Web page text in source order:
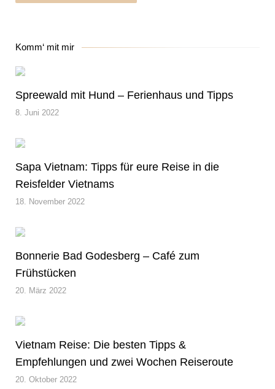
Komm‘ mit mir
Spreewald mit Hund – Ferienhaus und Tipps
8. Juni 2022
Sapa Vietnam: Tipps für eure Reise in die
Reisfelder Vietnams
18. November 2022
Bonnerie Bad Godesberg – Café zum
Frühstücken
20. März 2022
Vietnam Reise: Die besten Tipps &
Empfehlungen und zwei Wochen Reiseroute
20. Oktober 2022